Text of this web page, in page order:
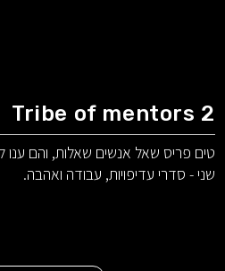
Tribe of mentors 2
טים פריס שאל אנשים שאלות, והם ענו
שני - סדרי עדיפויות, עבודה ואהבה.